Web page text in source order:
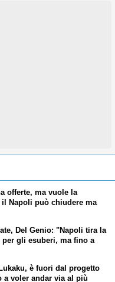
offerte, ma vuole la
il Napoli può chiudere ma
Del Genio: "Napoli tira la
per gli esuberi, ma fino a
è fuori dal progetto
a voler andar via al più